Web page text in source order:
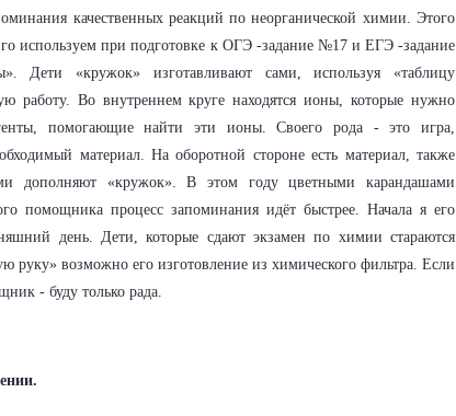
качественных реакций по неорганической химии. Этого
используем при подготовке к ОГЭ -задание №17 и ЕГЭ -задание
«кружок» изготавливают сами, используя «таблицу
работу. Во внутреннем круге находятся ионы, которые нужно
помогающие найти эти ионы. Своего рода - это игра,
материал. На оборотной стороне есть материал, также
дополняют «кружок». В этом году цветными карандашами
помощника процесс запоминания идёт быстрее. Начала я его
день. Дети, которые сдают экзамен по химии стараются
руку» возможно его изготовление из химического фильтра. Если
- буду только рада.